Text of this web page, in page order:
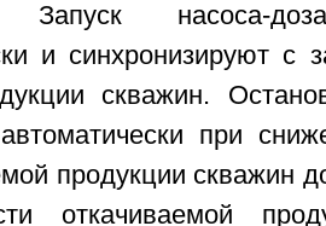
Запуск насоса-
и синхронизируют с
скважин.
при
продукции скважин
откачиваемой